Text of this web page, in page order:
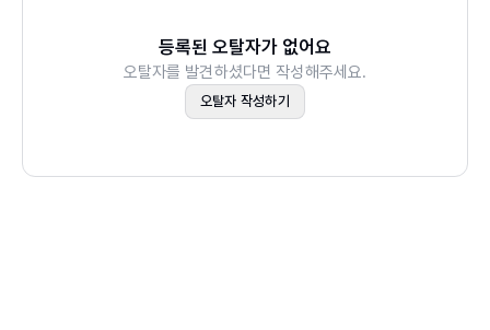
LESSON 06 나만의 음성 비서 _ 코타나가 엣지에도
Part 04 스토어 - 각양각색 앱들이 뽐내는 커다란 보물섬
등록된 오탈자가 없어요
오탈자를 발견하셨다면 작성해주세요.
오탈자 작성하기